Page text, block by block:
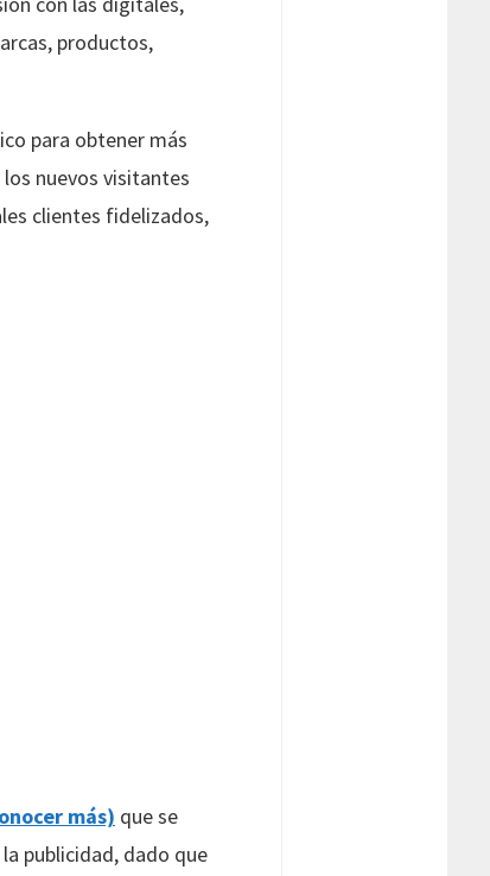
productos,
para obtener más
nuevos visitantes
clientes fidelizados,
más) que se
publicidad, dado que